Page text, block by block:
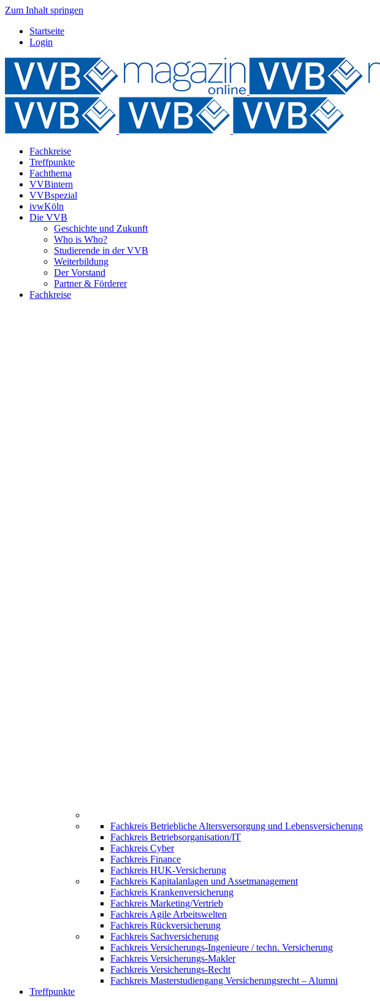
Zum Inhalt springen
Startseite
Login
Fachkreise
Treffpunkte
Fachthema
VVBintern
VVBspezial
ivwKöln
Die VVB
Geschichte und Zukunft
Who is Who?
Studierende in der VVB
Weiterbildung
Der Vorstand
Partner & Förderer
Fachkreise
Fachkreis Betriebliche Altersversorgung und Lebensversicherung
Fachkreis Betriebsorganisation/IT
Fachkreis Cyber
Fachkreis Finance
Fachkreis HUK-Versicherung
Fachkreis Kapitalanlagen und Assetmanagement
Fachkreis Krankenversicherung
Fachkreis Marketing/Vertrieb
Fachkreis Agile Arbeitswelten
Fachkreis Rückversicherung
Fachkreis Sachversicherung
Fachkreis Versicherungs-Ingenieure / techn. Versicherung
Fachkreis Versicherungs-Makler
Fachkreis Versicherungs-Recht
Fachkreis Masterstudiengang Versicherungsrecht – Alumni
Treffpunkte